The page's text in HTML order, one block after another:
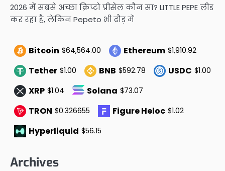
2026 में सबसे अच्छा क्रिप्टो प्रीसेल कौन सा? LITTLE PEPE लीड
कर रहा है, लेकिन Pepeto भी दौड़ में
Bitcoin $64,564.00 Ethereum $1,910.92
Tether $1.00 BNB $592.78 USDC $1.00
XRP $1.04 Solana $73.07
TRON $0.326655 Figure Heloc $1.02
Hyperliquid $56.15
Archives